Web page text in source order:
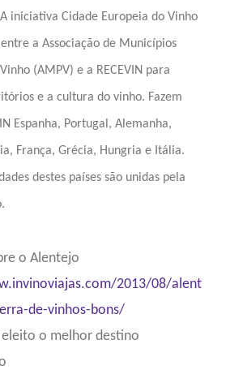
iniciativa Cidade Europeia do Vinho
a Associação de Municípios
(AMPV) e a RECEVIN para
e a cultura do vinho. Fazem
Espanha, Portugal, Alemanha,
França, Grécia, Hungria e Itália.
destes países são unidas pela
o Alentejo
2013/08/alent
de-vinhos-bons/
o melhor destino